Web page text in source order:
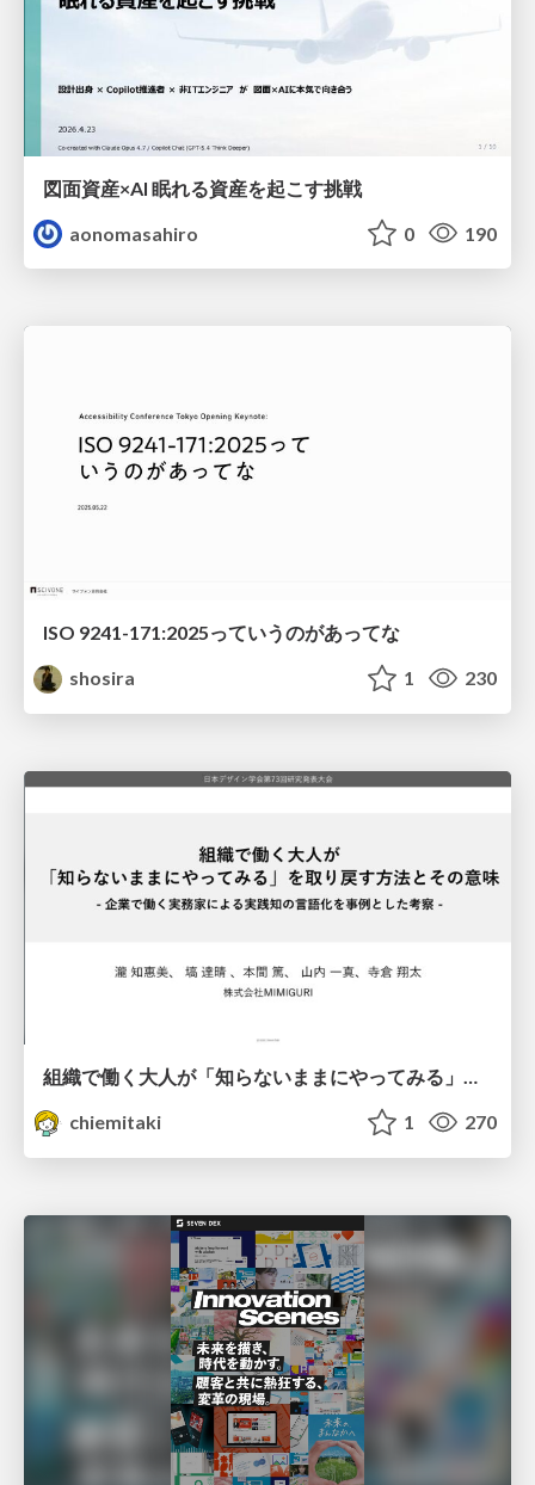
図面資産×AI 眠れる資産を起こす挑戦
aonomasahiro
0 190
ISO 9241-171:2025っていうのがあってな
shosira
1 230
組織で働く大人が「知らないままにやってみる」を取り戻す方法とその意味〜企業で働く実務家による実践知の言語化を事例とした考察〜
chiemitaki
1 270